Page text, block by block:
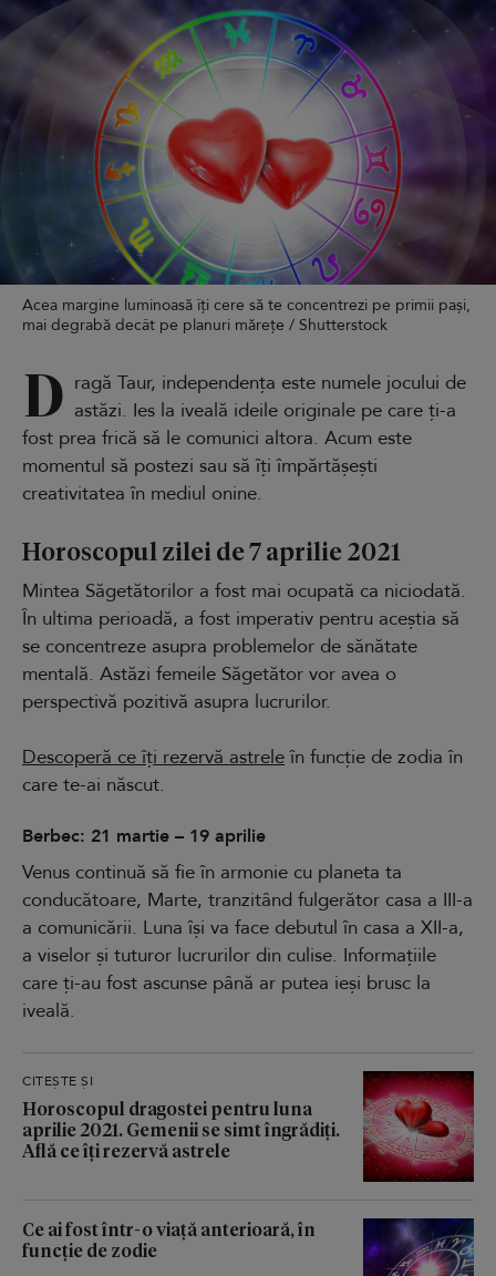
Acea margine luminoasă îți cere să te concentrezi pe primii pași,
mai degrabă decât pe planuri mărețe / Shutterstock
D ragă Taur, independența este numele jocului de
astăzi. Ies la iveală ideile originale pe care ți-a
fost prea frică să le comunici altora. Acum este
momentul să postezi sau să îți împărtășești
creativitatea în mediul onine.
Horoscopul zilei de 7 aprilie 2021
Mintea Săgetătorilor a fost mai ocupată ca niciodată.
În ultima perioadă, a fost imperativ pentru aceștia să
se concentreze asupra problemelor de sănătate
mentală. Astăzi femeile Săgetător vor avea o
perspectivă pozitivă asupra lucrurilor.
Descoperă ce îți rezervă astrele în funcție de zodia în
care te-ai născut.
Berbec: 21 martie – 19 aprilie
Venus continuă să fie în armonie cu planeta ta
conducătoare, Marte, tranzitând fulgerător casa a III-a
a comunicării. Luna își va face debutul în casa a XII-a,
a viselor și tuturor lucrurilor din culise. Informațiile
care ți-au fost ascunse până ar putea ieși brusc la
iveală.
CITEȘTE ȘI
Horoscopul dragostei pentru luna
aprilie 2021. Gemenii se simt îngrădiți.
Află ce îți rezervă astrele
Ce ai fost într-o viață anterioară, în
funcție de zodie